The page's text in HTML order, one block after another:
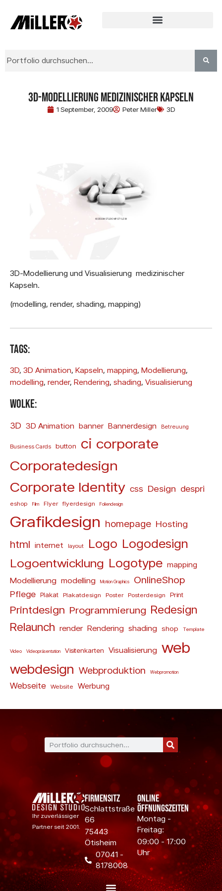
3D-Modellierung medizinischer Kapseln
1 September, 2009 Peter Miller 3D
3D-Modellierung und Visualisierung medizinischer
Kapseln.
(modelling, render, shading, mapping)
Tags:
3D, 3D Animation, Kapseln, mapping, Modellierung
modelling, render, Rendering, shading, Visualisierung
Wolke:
3D 3D Animation banner Bannerdesign Betreuung
Business Cards button ci corporate
Corporatedesign
Corporate Identity css Design despri
eshop Film Flyer flyerdesign Foliendesign
Grafikdesign homepage Hosting
html internet layout Logo Logodesign
Logoentwicklung Logotype mapping
Modellierung modelling Motion Graphics OnlineShop
Pflege Plakat Plakatdesign Poster Posterdesign Print
Printdesign Programmierung Redesign
Relaunch render Rendering shading shop Template
Video Videopräsentation Visitenkarten Visualisierung web
webdesign Webproduktion Webpromotion
Webseite Website Werbung
Ihr zuverlässiger
Partner seit 2001.
Firmensitz
Schlattstraße
66
75443
Ötisheim
07041 -
8178008
Online
Öffnungszeiten
Montag -
Freitag:
09:00 - 17:00
Uhr